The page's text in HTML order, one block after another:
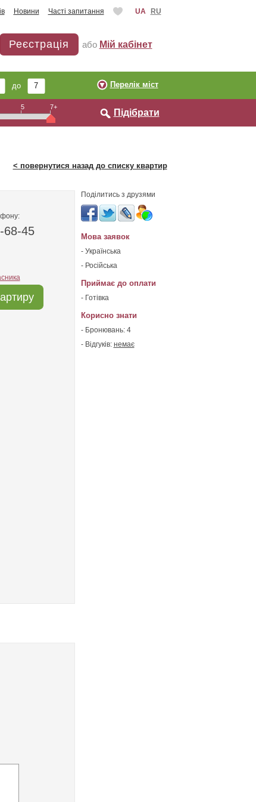
Новини Часті запитання UA RU
Реєстрація або Мій кабінет
до Перелік міст
5 7+
Підібрати
< повернутися назад до списку квартир
Поділитись з друзями
Мова заявок
- Українська
- Російська
Приймає до оплати
- Готівка
Корисно знати
- Бронювань: 4
- Відгуків: немає
68-45